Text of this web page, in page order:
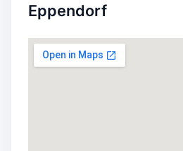
Eppendorf